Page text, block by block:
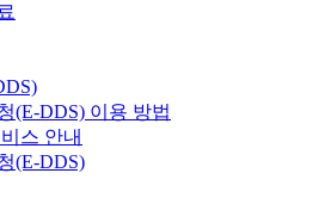
(E-DDS) 이용 방법
스 안내
(E-DDS)